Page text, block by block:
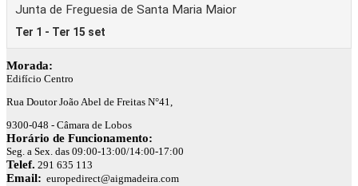
Morada:
Edifício Centro
Rua Doutor João Abel de Freitas N°41,
9300-048 - Câmara de Lobos
Horário de Funcionamento:
Seg. a Sex. das 09:00-13:00/14:00-17:00
Telef. 291 635 113
Email: europedirect@aigmadeira.com